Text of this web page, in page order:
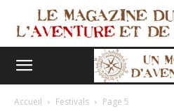
Accueil Festivals Page 5